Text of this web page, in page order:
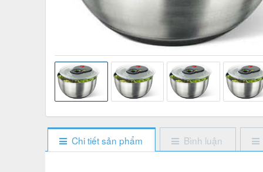
Chi tiết sản phẩm Bình luận